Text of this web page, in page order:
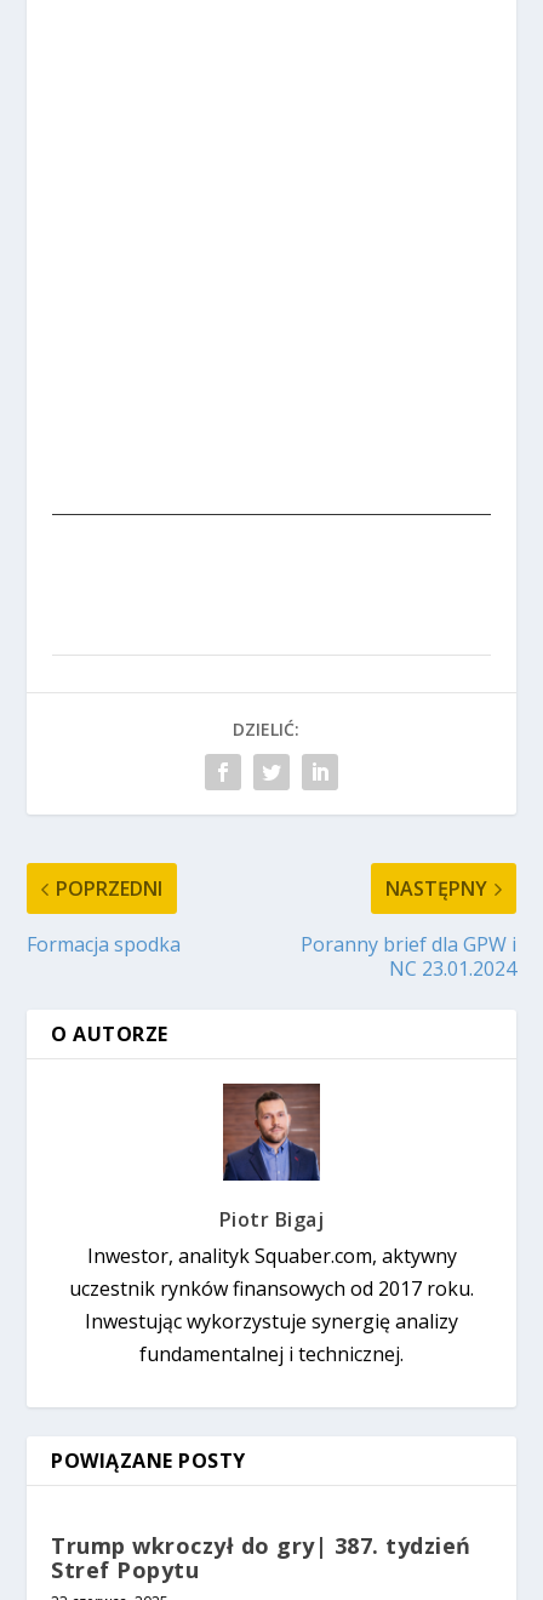
DZIELIĆ:
POPRZEDNI
Formacja spodka
NASTĘPNY
Poranny brief dla GPW i
NC 23.01.2024
O AUTORZE
Piotr Bigaj
Inwestor, analityk Squaber.com, aktywny
uczestnik rynków finansowych od 2017 roku.
Inwestując wykorzystuje synergię analizy
fundamentalnej i technicznej.
POWIĄZANE POSTY
Trump wkroczył do gry| 387. tydzień
Stref Popytu